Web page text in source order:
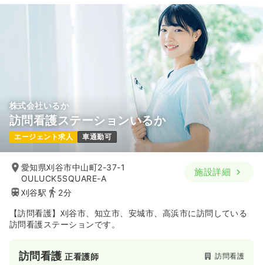
株式会社いるか
訪問看護ステーションいるか
エージェント求人 車通勤可
愛知県刈谷市中山町2-37-1
OULUCK5SQUARE-A
刈谷駅
2分
施設詳細
【訪問看護】刈谷市、知立市、安城市、高浜市に訪問している
訪問看護ステーションです。
訪問看護正看護師 訪問看護